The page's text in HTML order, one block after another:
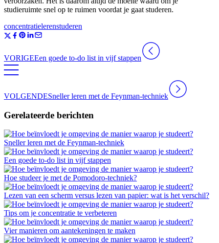
studieruimte snel op te ruimen voordat je gaat studeren.
concentratielerenstuderen
VORIGEEen goede to-do list in vijf stappen
VOLGENDESneller leren met de Feynman-techniek
Gerelateerde berichten
Sneller leren met de Feynman-techniek
Een goede to-do list in vijf stappen
Hoe studeer je met de Pomodoro-techniek?
Lezen van een scherm versus lezen van papier: wat is het verschil?
Tips om je concentratie te verbeteren
Vier manieren om aantekeningen te maken